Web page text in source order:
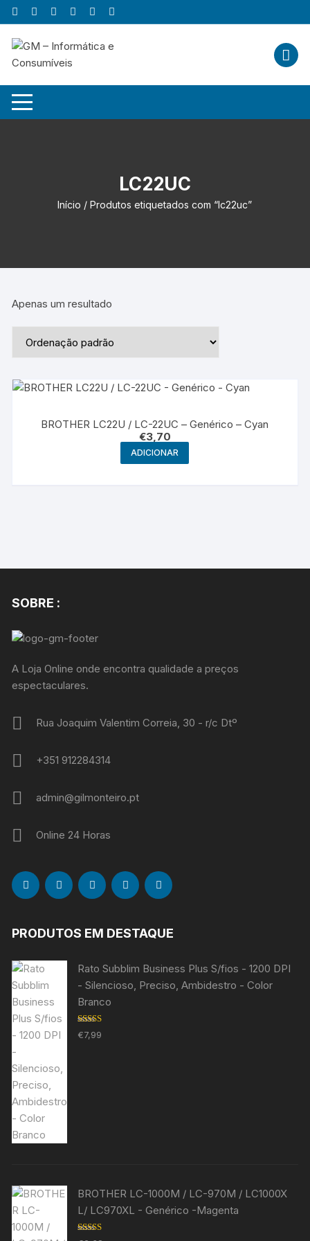
Skip
to
content
LC22UC
Início / Produtos etiquetados com “lc22uc”
Apenas um resultado
BROTHER LC22U / LC-22UC – Genérico – Cyan
€3,70
ADICIONAR
SOBRE :
A Loja Online onde encontra qualidade a preços
espectaculares.
Rua Joaquim Valentim Correia, 30 - r/c Dtº
+351 912284314
admin@gilmonteiro.pt
Online 24 Horas
PRODUTOS EM DESTAQUE
Rato Subblim Business Plus S/fios - 1200 DPI
- Silencioso, Preciso, Ambidestro - Color
Branco
Avaliação
5.00de 5
€7,99
BROTHER LC-1000M / LC-970M / LC1000X
L/ LC970XL - Genérico -Magenta